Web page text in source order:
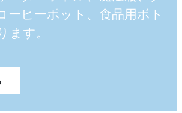
ーヒーポット、食品用ボト
ます。